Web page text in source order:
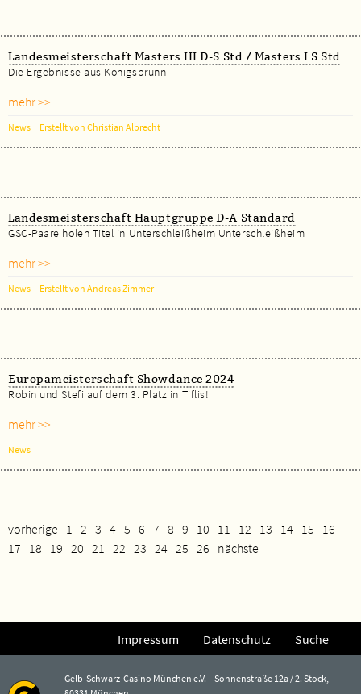
Landesmeisterschaft Masters III D-S Std / Masters I S Std
Die Ergebnisse aus Königsbrunn
mehr >>
News | Erstellt von Christian Albrecht
Landesmeisterschaft Hauptgruppe D-A Standard
GSC-Paare holen Titel in Unterschleißheim Unterschleißheim
mehr >>
News | Erstellt von Andreas Zimmer
Europameisterschaft Showdance 2024
Robin und Stefi auf dem 3. Platz in Tiflis!
mehr >>
News |
vorherige 1 2 3 4 5 6 7 8 9 10 11 12 13 14 15
16
17
18 19 20 21 22 23 24 25 26 nächste
Impressum Datenschutz Suche
Gelb-Schwarz-Casino München e.V. – Sonnenstraße 12a / 2. Stock,